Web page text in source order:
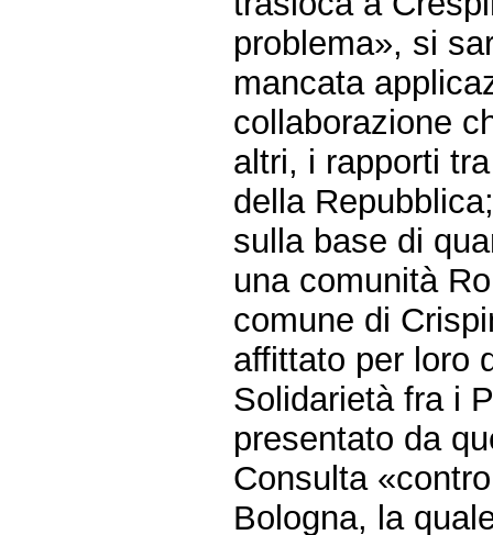
problema», si
mancata
collaborazione
altri, i rapporti
della
sulla base di
una comunità
comune di
affittato per loro
Solidarietà fra i
presentato da
Consulta
Bologna, la